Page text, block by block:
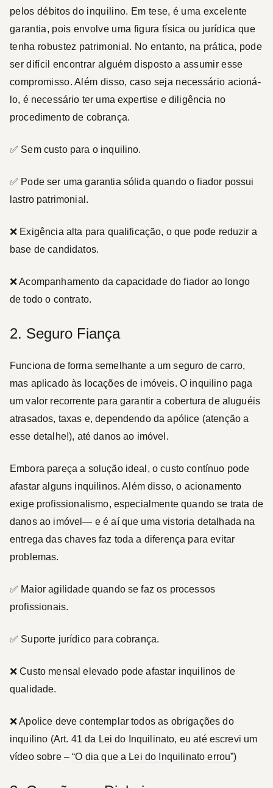
pelos débitos do inquilino. Em tese, é uma excelente
garantia, pois envolve uma figura física ou jurídica que
tenha robustez patrimonial. No entanto, na prática, pode
ser difícil encontrar alguém disposto a assumir esse
compromisso. Além disso, caso seja necessário acioná-
lo, é necessário ter uma expertise e diligência no
procedimento de cobrança.
✅ Sem custo para o inquilino.
✅ Pode ser uma garantia sólida quando o fiador possui
lastro patrimonial.
❌ Exigência alta para qualificação, o que pode reduzir a
base de candidatos.
❌ Acompanhamento da capacidade do fiador ao longo
de todo o contrato.
2. Seguro Fiança
Funciona de forma semelhante a umseguro de carro,
mas aplicado às locações de imóveis. O inquilino paga
um valor recorrente para garantir a cobertura de aluguéis
atrasados, taxas e, dependendo da apólice (atenção a
esse detalhe!), até danos ao imóvel.
Embora pareça a solução ideal, o custo contínuo pode
afastar alguns inquilinos. Além disso, o acionamento
exige profissionalismo, especialmente quando se trata de
danos ao imóvel— e é aí que umavistoria detalhada na
entrega das chavesfaz toda a diferença para evitar
problemas.
✅ Maior agilidade quando se faz os processos
profissionais.
✅ Suporte jurídico para cobrança.
❌ Custo mensal elevado pode afastar inquilinos de
qualidade.
❌ Apolice deve contemplar todos as obrigações do
inquilino (Art. 41 da Lei do Inquilinato, eu até escrevi um
vídeo sobre –“O dia que a Lei do Inquilinato errou”)